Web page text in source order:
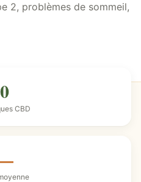
2, problèmes de sommeil,
0
CBD